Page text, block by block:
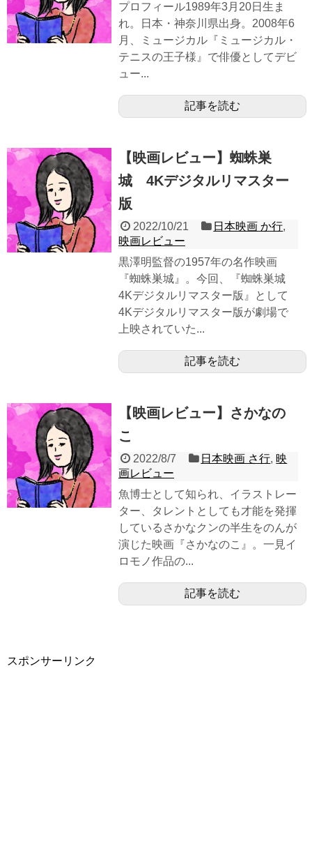
プロフィール1989年3月20日生ま
れ。日本・神奈川県出身。2008年6
月、ミュージカル『ミュージカル・
テニスの王子様』で俳優としてデビ
ュー...
記事を読む
【映画レビュー】蜘蛛巣
城 4Kデジタルリマスター
版
2022/10/21 日本映画 か行,
映画レビュー
黒澤明監督の1957年の名作映画
『蜘蛛巣城』。今回、『蜘蛛巣城
4Kデジタルリマスター版』として
4Kデジタルリマスター版が劇場で
上映されていた...
記事を読む
【映画レビュー】さかなの
こ
2022/8/7 日本映画 さ行, 映
画レビュー
魚博士として知られ、イラストレー
ター、タレントとしても才能を発揮
しているさかなクンの半生をのんが
演じた映画『さかなのこ』。一見イ
ロモノ作品の...
記事を読む
スポンサーリンク